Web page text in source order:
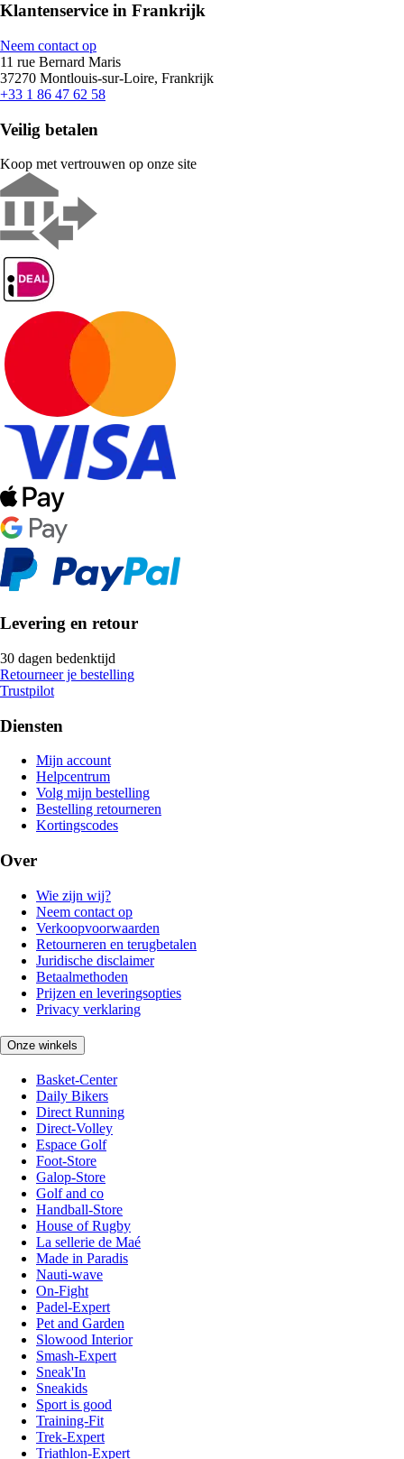
Klantenservice in Frankrijk
Neem contact op
11 rue Bernard Maris
37270 Montlouis-sur-Loire, Frankrijk
+33 1 86 47 62 58
Veilig betalen
Koop met vertrouwen op onze site
Levering en retour
30 dagen bedenktijd
Retourneer je bestelling
Trustpilot
Diensten
Mijn account
Helpcentrum
Volg mijn bestelling
Bestelling retourneren
Kortingscodes
Over
Wie zijn wij?
Neem contact op
Verkoopvoorwaarden
Retourneren en terugbetalen
Juridische disclaimer
Betaalmethoden
Prijzen en leveringsopties
Privacy verklaring
Onze winkels
Basket-Center
Daily Bikers
Direct Running
Direct-Volley
Espace Golf
Foot-Store
Galop-Store
Golf and co
Handball-Store
House of Rugby
La sellerie de Maé
Made in Paradis
Nauti-wave
On-Fight
Padel-Expert
Pet and Garden
Slowood Interior
Smash-Expert
Sneak'In
Sneakids
Sport is good
Training-Fit
Trek-Expert
Triathlon-Expert